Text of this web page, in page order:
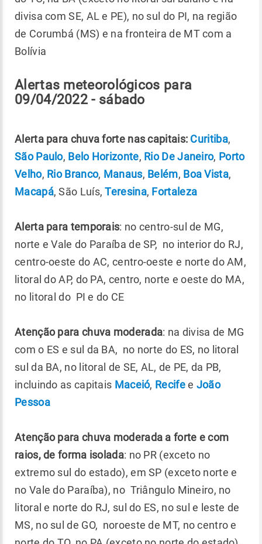
divisa com SE, AL e PE), no sul do PI, na região
de Corumbá (MS) e na fronteira de MT com a
Bolívia
Alertas meteorológicos para
09/04/2022 - sábado
Alerta para chuva forte nas capitais: Curitiba,
São Paulo, Belo Horizonte, Rio De Janeiro, Porto
Velho, Rio Branco, Manaus, Belém, Boa Vista,
Macapá, São Luís,Teresina, Fortaleza
Alerta para temporais: no centro-sul de MG,
norte e Vale do Paraíba de SP, no interior do RJ,
centro-oeste do AC, centro-oeste e norte do AM,
litoral do AP, do PA, centro, norte e oeste do MA,
no litoral do PI e do CE
Atenção para chuva moderada: na divisa de MG
com o ES e sul da BA, no norte do ES, no litoral
sul da BA, no litoral de SE, AL, de PE, da PB,
incluindo as capitais Maceió, Recifee João
Pessoa
Atenção para chuva moderada a forte e com
raios, de forma isolada: no PR (exceto no
extremo sul do estado), em SP (exceto norte e
no Vale do Paraíba), no Triângulo Mineiro, no
litoral e norte do RJ, sul do ES, no sul e leste de
MS, no sul de GO, noroeste de MT, no centro e